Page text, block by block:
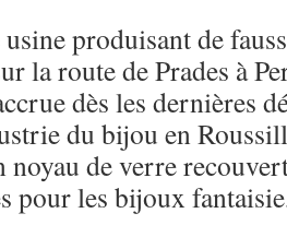
produisant de
la route de Prades à
dès les dernières
du bijou en
noyau de verre
pour les bijoux fantaisie